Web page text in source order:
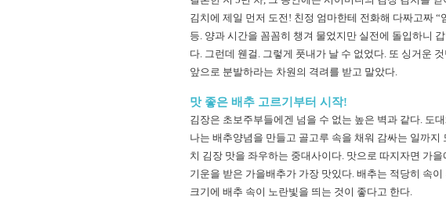
김치에 제일 먼저 도전! 친정 엄마한테 전화해 다짜고짜
등. 양과 시간을 꼼꼼히 챙겨 물었지만 실전에 돌입하니
다. 그런데 웬걸. 그렇게 풋내가 날 수 없었다. 또 싱거운
앞으로 분발하라는 차원의 격려를 받고 말았다.
맛 좋은 배추 고르기부터 시작!
김장은 초보주부들에겐 넘을 수 없는 높은 벽과 같다. 도
나는 배추양념을 만들고 골고루 속을 채워 감싸는 일까
치 김장 맛을 좌우하는 중대사이다. 맛으로 따지자면 가
기운을 받은 가을배추가 가장 맛있다. 배추는 적당히 속
크기에 배추 속이 노란빛을 띄는 것이 좋다고 한다.